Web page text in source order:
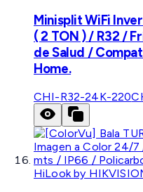
Minisplit WiFi
( 2 TON ) / R32 /
de Salud /
Home.
CHI-R32-24K-220
HiLook by